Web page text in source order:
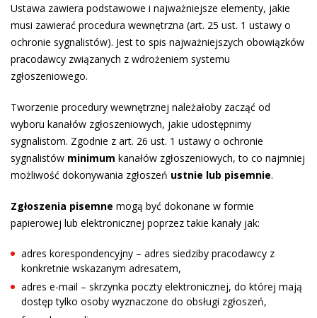
Ustawa zawiera podstawowe i najważniejsze elementy, jakie
musi zawierać procedura wewnętrzna (art. 25 ust. 1 ustawy o
ochronie sygnalistów). Jest to spis najważniejszych obowiązków
pracodawcy związanych z wdrożeniem systemu
zgłoszeniowego.
Tworzenie procedury wewnętrznej należałoby zacząć od
wyboru kanałów zgłoszeniowych, jakie udostępnimy
sygnalistom. Zgodnie z art. 26 ust. 1 ustawy o ochronie
sygnalistów minimum kanałów zgłoszeniowych, to co najmniej
możliwość dokonywania zgłoszeń ustnie lub pisemnie.
Zgłoszenia pisemne mogą być dokonane w formie
papierowej lub elektronicznej poprzez takie kanały jak:
adres korespondencyjny – adres siedziby pracodawcy z
konkretnie wskazanym adresatem,
adres e-mail – skrzynka poczty elektronicznej, do której mają
dostęp tylko osoby wyznaczone do obsługi zgłoszeń,